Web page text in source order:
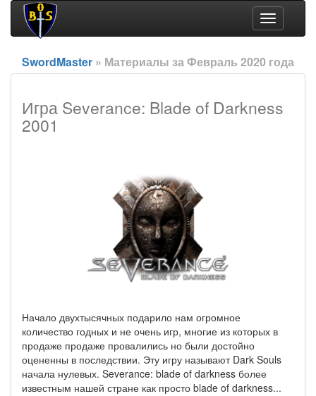
Toggle
navigation
SwordMaster » Материалы за Февраль 2020 года
Игра Severance: Blade of Darkness
2001
Начало двухтысячных подарило нам огромное
количество годных и не очень игр, многие из которых в
продаже продаже провалились но были достойно
оцененны в последствии. Эту игру называют Dark Souls
начала нулевых. Severance: blade of darkness более
известным нашей стране как просто blade of darkness...